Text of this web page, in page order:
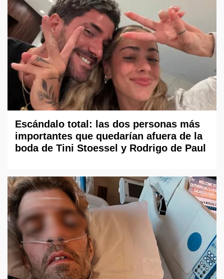
Escándalo total: las dos personas más
importantes que quedarían afuera de la
boda de Tini Stoessel y Rodrigo de Paul